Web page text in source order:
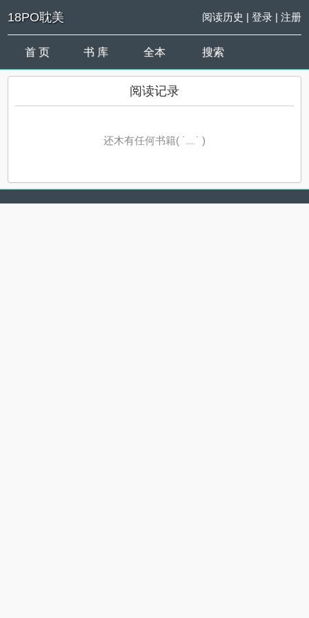
18PO耽美 阅读历史 | 登录| 注册
首 页 书 库 全本 搜索
阅读记录
还木有任何书籍( ˙﹏˙ )